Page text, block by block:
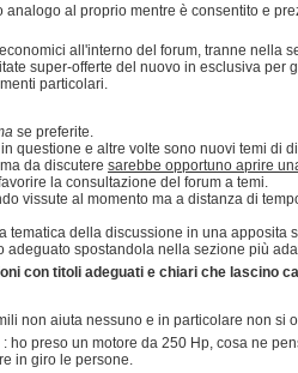
al proprio mentre è consentito e
all'interno del forum, tranne nella
super-offerte del nuovo in esclusiva per
particolari.
se preferite.
questione e altre volte sono nuovi temi di
da discutere sarebbe opportuno aprire
la consultazione del forum a temi.
vissute al momento ma a distanza di
della discussione in una apposita
spostandola nella sezione più
con titoli adeguati e chiari che lascino
non aiuta nessuno e in particolare non si
ho preso un motore da 250 Hp, cosa ne
in giro le persone.